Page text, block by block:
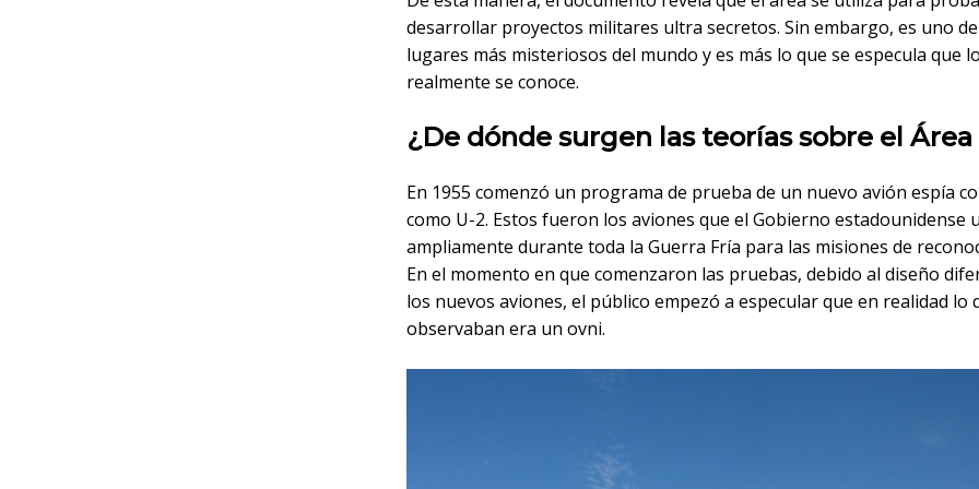
desarrollar proyectos militares ultra secretos. Sin embargo, es uno
lugares más misteriosos del mundo y es más lo que se especula que
realmente se conoce.
¿De dónde surgen las teorías sobre el Área
En 1955 comenzó un programa de prueba de un nuevo avión espía
como U-2. Estos fueron los aviones que el Gobierno estadounidense
ampliamente durante toda la Guerra Fría para las misiones de
En el momento en que comenzaron las pruebas, debido al diseño
los nuevos aviones, el público empezó a especular que en realidad lo
observaban era un ovni.